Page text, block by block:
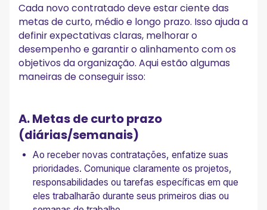
Cada novo contratado deve estar ciente das
metas de curto, médio e longo prazo. Isso ajuda a
definir expectativas claras, melhorar o
desempenho e garantir o alinhamento com os
objetivos da organização. Aqui estão algumas
maneiras de conseguir isso:
A. Metas de curto prazo
(diárias/semanais)
Ao receber novas contratações, enfatize suas
prioridades. Comunique claramente os projetos,
responsabilidades ou tarefas específicas em que
eles trabalharão durante seus primeiros dias ou